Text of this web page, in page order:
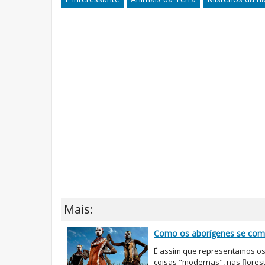
Mais:
Como os aborígenes se
É assim que representamos
coisas "modernas", nas